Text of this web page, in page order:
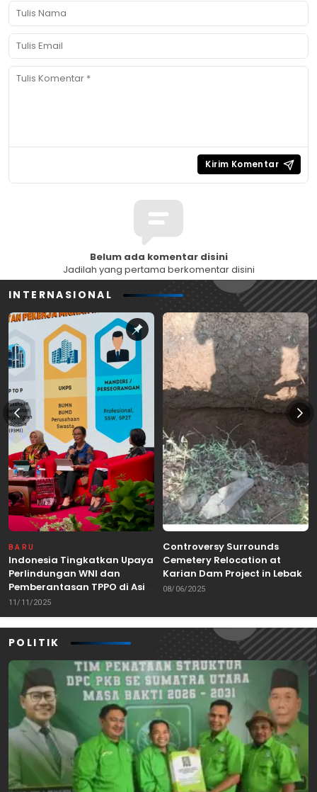
Belum ada komentar disini
Jadilah yang pertama berkomentar disini
INTERNASIONAL
BARU
Indonesia Tingkatkan Upaya
Perlindungan WNI dan
Pemberantasan TPPO di Asia
Tenggara
11/11/2025
Controversy Surrounds
Cemetery Relocation at
Karian Dam Project in Lebak,
Banten
08/06/2025
POLITIK